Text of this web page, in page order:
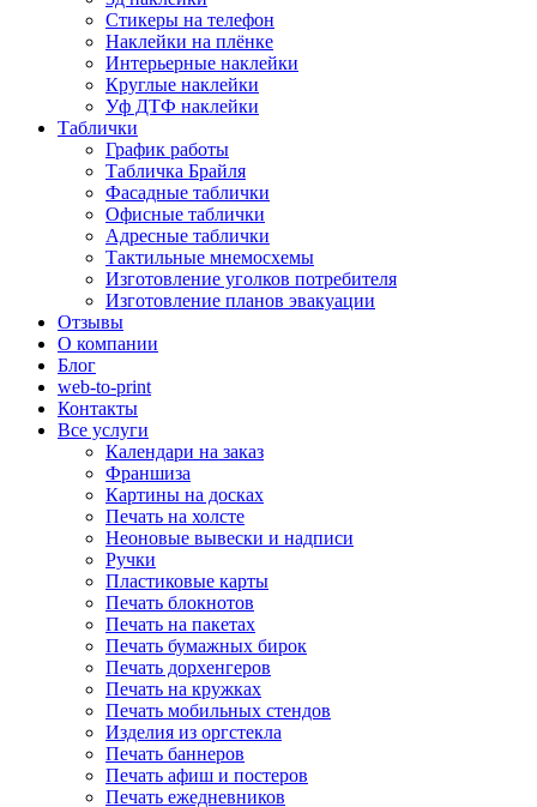
Cтикеры на телефон
Наклейки на плёнке
Интерьерные наклейки
Круглые наклейки
Уф ДТФ наклейки
Таблички
График работы
Табличка Брайля
Фасадные таблички
Офисные таблички
Адресные таблички
Тактильные мнемосхемы
Изготовление уголков потребителя
Изготовление планов эвакуации
Отзывы
О компании
Блог
web-to-print
Контакты
Все услуги
Календари на заказ
Франшиза
Картины на досках
Печать на холсте
Неоновые вывески и надписи
Ручки
Пластиковые карты
Печать блокнотов
Печать на пакетах
Печать бумажных бирок
Печать дорхенгеров
Печать на кружках
Печать мобильных стендов
Изделия из оргстекла
Печать баннеров
Печать афиш и постеров
Печать ежедневников